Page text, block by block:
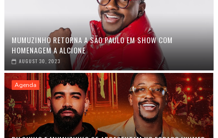
MUMUZINHO RETORNA A SÃO PAULO EM SHOW COM
HOMENAGEM A ALCIONE
AUGUST 30, 2023
Agenda